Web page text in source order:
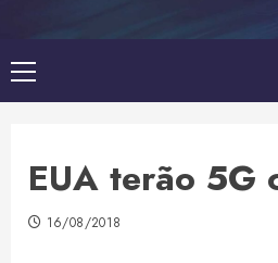
Primary
Menu
EUA terão 5G
16/08/2018